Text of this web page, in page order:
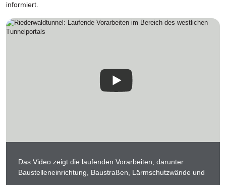
informiert.
Das Video zeigt die laufenden Vorarbeiten, darunter
Baustelleneinrichtung, Baustraßen, Lärmschutzwände und